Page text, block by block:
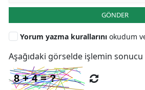
GÖNDER
Yorum yazma kurallarını okudum
Aşağıdaki görselde işlemin sonucu